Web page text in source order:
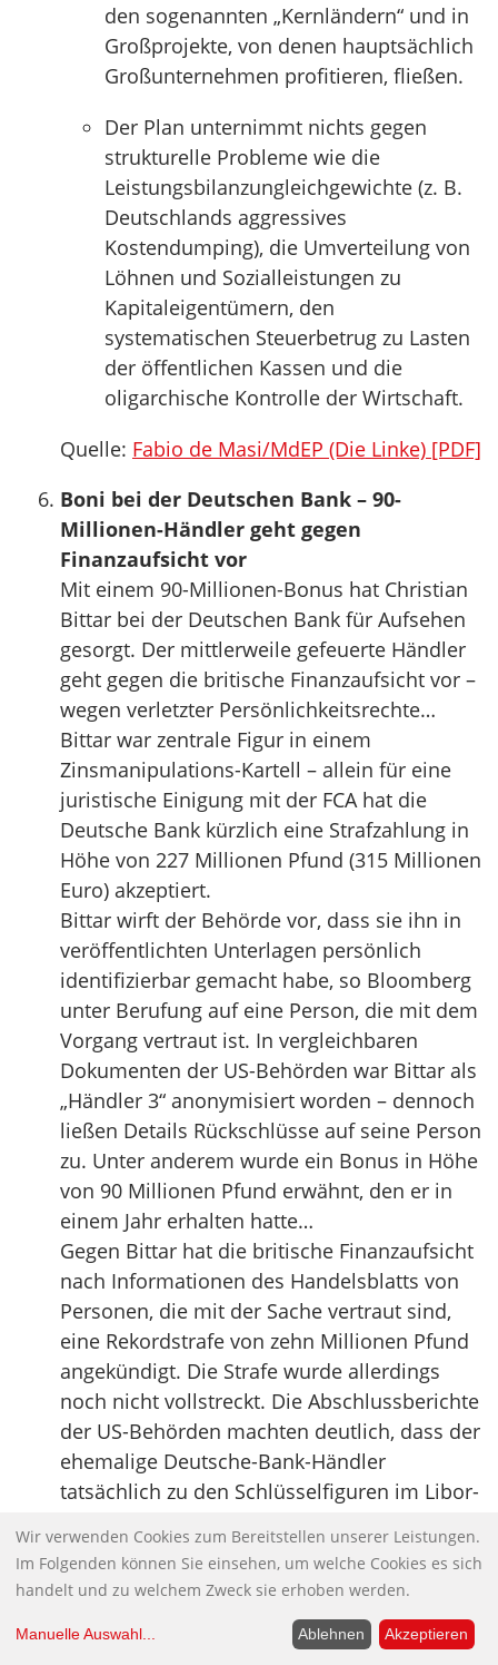
den sogenannten „Kernländern“ und in
Großprojekte, von denen hauptsächlich
Großunternehmen profitieren, fließen.
Der Plan unternimmt nichts gegen
strukturelle Probleme wie die
Leistungsbilanzungleichgewichte (z. B.
Deutschlands aggressives
Kostendumping), die Umverteilung von
Löhnen und Sozialleistungen zu
Kapitaleigentümern, den
systematischen Steuerbetrug zu Lasten
der öffentlichen Kassen und die
oligarchische Kontrolle der Wirtschaft.
Quelle: Fabio de Masi/MdEP (Die Linke) [PDF]
Boni bei der Deutschen Bank – 90-
Millionen-Händler geht gegen
Finanzaufsicht vor
Mit einem 90-Millionen-Bonus hat Christian
Bittar bei der Deutschen Bank für Aufsehen
gesorgt. Der mittlerweile gefeuerte Händler
geht gegen die britische Finanzaufsicht vor –
wegen verletzter Persönlichkeitsrechte…
Bittar war zentrale Figur in einem
Zinsmanipulations-Kartell – allein für eine
juristische Einigung mit der FCA hat die
Deutsche Bank kürzlich eine Strafzahlung in
Höhe von 227 Millionen Pfund (315 Millionen
Euro) akzeptiert.
Bittar wirft der Behörde vor, dass sie ihn in
veröffentlichten Unterlagen persönlich
identifizierbar gemacht habe, so Bloomberg
unter Berufung auf eine Person, die mit dem
Vorgang vertraut ist. In vergleichbaren
Dokumenten der US-Behörden war Bittar als
„Händler 3“ anonymisiert worden – dennoch
ließen Details Rückschlüsse auf seine Person
zu. Unter anderem wurde ein Bonus in Höhe
von 90 Millionen Pfund erwähnt, den er in
einem Jahr erhalten hatte…
Gegen Bittar hat die britische Finanzaufsicht
nach Informationen des Handelsblatts von
Personen, die mit der Sache vertraut sind,
eine Rekordstrafe von zehn Millionen Pfund
angekündigt. Die Strafe wurde allerdings
noch nicht vollstreckt. Die Abschlussberichte
der US-Behörden machten deutlich, dass der
ehemalige Deutsche-Bank-Händler
tatsächlich zu den Schlüsselfiguren im Libor-
Quelle: Handelsblatt
Rauchen ist gesund! Wie globale
Konzerne über TTIP & Co die Macht
Wir verwenden Cookies zum Bereitstellen unserer Leistungen.
Im Folgenden können Sie einsehen, um welche Cookies es sich
handelt und zu welchem Zweck sie erhoben werden.
Manuelle Auswahl... Ablehnen Akzeptieren